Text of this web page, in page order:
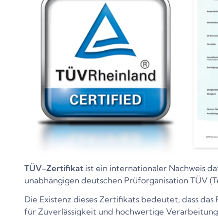
TÜV-Zertifikat ist ein internationaler Nachweis
unabhängigen deutschen Prüforganisation TÜV
Die Existenz dieses Zertifikats bedeutet, dass
für Zuverlässigkeit und hochwertige